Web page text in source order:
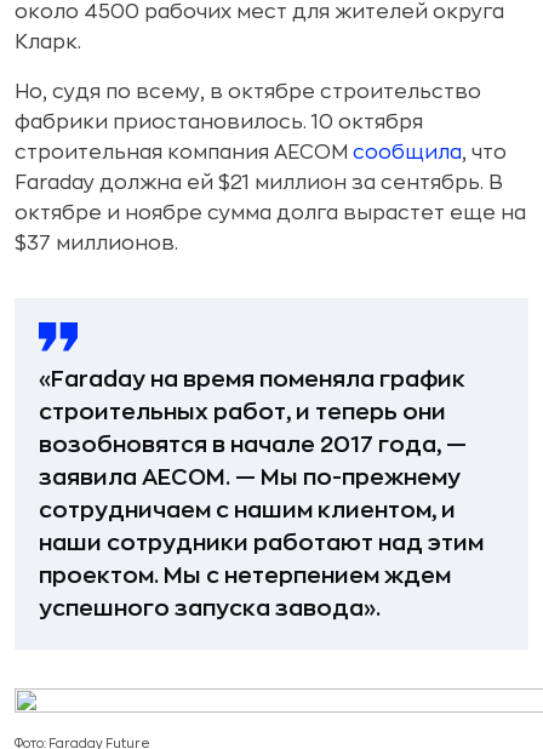
около 4500 рабочих мест для жителей округа
Кларк.
Но, судя по всему, в октябре строительство
фабрики приостановилось. 10 октября
строительная компания AECOM сообщила, что
Faraday должна ей $21 миллион за сентябрь. В
октябре и ноябре сумма долга вырастет еще на
$37 миллионов.
«Faraday на время поменяла график
строительных работ, и теперь они
возобновятся в начале 2017 года, —
заявила AECOM. — Мы по-прежнему
сотрудничаем с нашим клиентом, и
наши сотрудники работают над этим
проектом. Мы с нетерпением ждем
успешного запуска завода».
Фото: Faraday Future